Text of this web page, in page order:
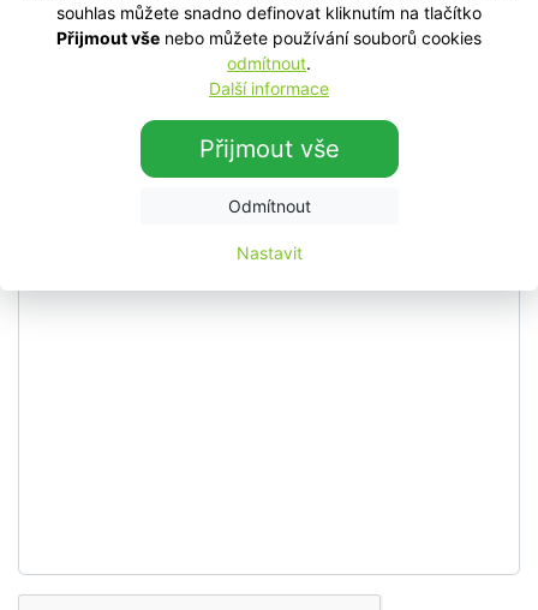
souhlas můžete snadno definovat kliknutím na tlačítko
Přijmout vše nebo můžete používání souborů cookies
odmítnout.
Další informace
Přijmout vše
Odmítnout
Nastavit
Email